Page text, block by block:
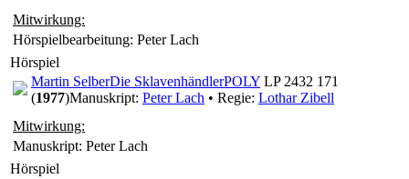
Mitwirkung:
Hörspielbearbeitung: Peter Lach
Hörspiel
Martin SelberDie SklavenhändlerPOLY LP 2432 171
(1977)Manuskript: Peter Lach • Regie: Lothar Zibell
Mitwirkung:
Manuskript: Peter Lach
Hörspiel